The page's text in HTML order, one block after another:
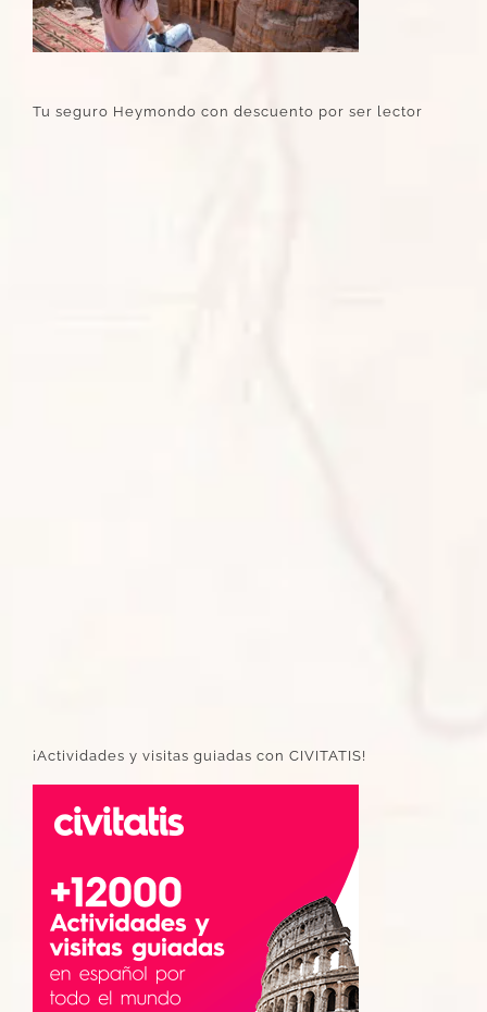
Tu seguro Heymondo con descuento por ser lector
¡Actividades y visitas guiadas con CIVITATIS!